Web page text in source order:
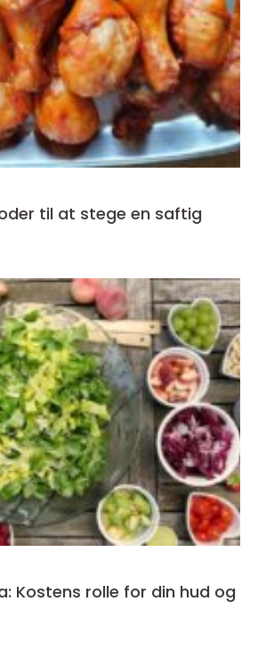
til at stege en saftig
Kostens rolle for din hud og